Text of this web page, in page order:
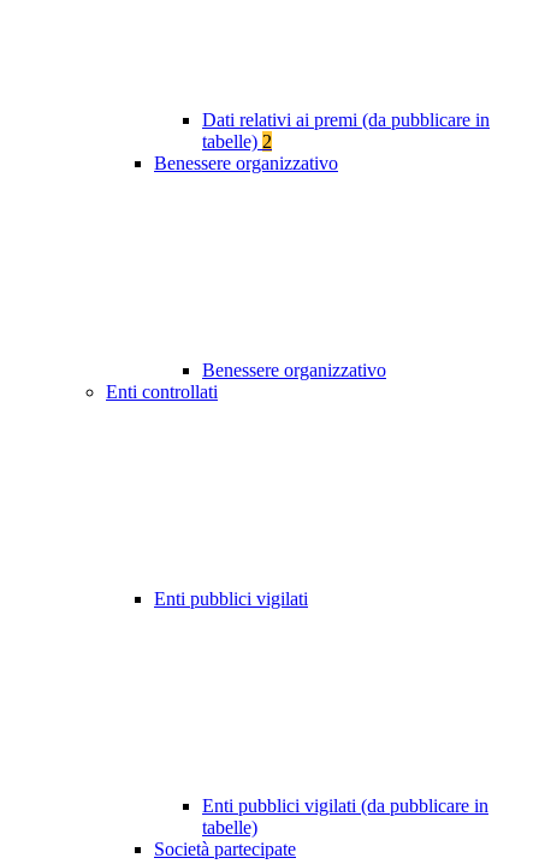
Dati relativi ai premi (da pubblicare in
tabelle) 2
Benessere organizzativo
Benessere organizzativo
Enti controllati
Enti pubblici vigilati
Enti pubblici vigilati (da pubblicare in
tabelle)
Società partecipate